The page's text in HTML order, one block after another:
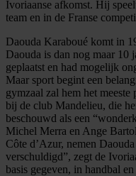
Ivoriaanse afkomst. Hij
team en in de Franse
Daouda Karaboué komt in
Daouda is dan nog maar 10
geplaatst en had mogelijk
Maar sport begint een
gymzaal zal hem het
bij de club Mandelieu, die
beschouwd als een
Michel Merra en Ange
Côte d’Azur, nemen
verschuldigd”, zegt de
basis gegeven, in handbal